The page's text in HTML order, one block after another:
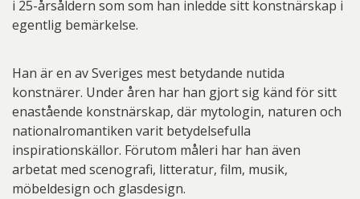
i 25-årsåldern som som han inledde sitt konstnärskap i
egentlig bemärkelse.
Han är en av Sveriges mest betydande nutida
konstnärer. Under åren har han gjort sig känd för sitt
enastående konstnärskap, där mytologin, naturen och
nationalromantiken varit betydelsefulla
inspirationskällor. Förutom måleri har han även
arbetat med scenografi, litteratur, film, musik,
möbeldesign och glasdesign.